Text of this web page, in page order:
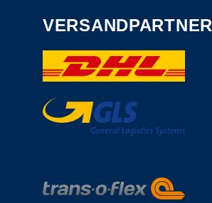
VERSANDPARTNER